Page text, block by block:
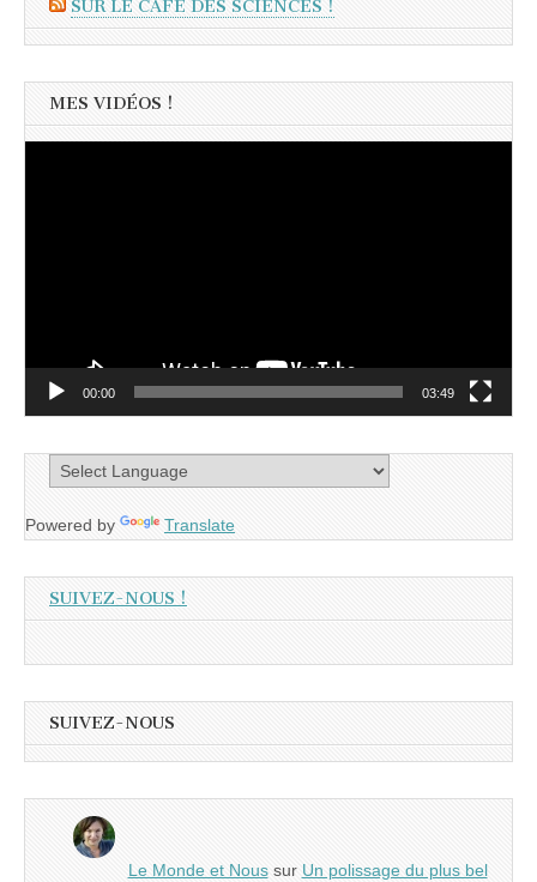
SUR LE CAFÉ DES SCIENCES !
MES VIDÉOS !
00:00 03:49
Powered by Translate
SUIVEZ-NOUS !
SUIVEZ-NOUS
Le Monde et Noussur Un polissage du plus bel